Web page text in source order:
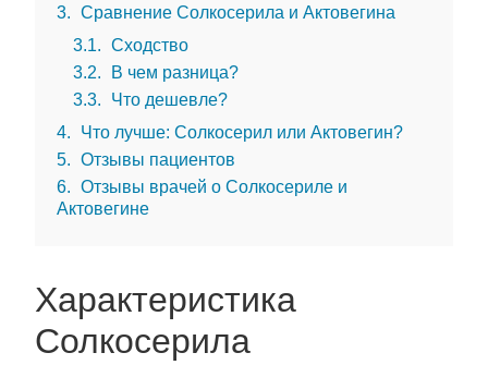
3
Сравнение Солкосерила и Актовегина
3.1
Сходство
3.2
В чем разница?
3.3
Что дешевле?
4
Что лучше: Солкосерил или Актовегин?
5
Отзывы пациентов
6
Отзывы врачей о Солкосериле и
Актовегине
Характеристика
Солкосерила